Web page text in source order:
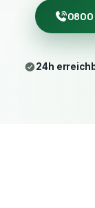
0800
24h